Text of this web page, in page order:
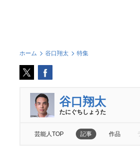
ホーム 谷口翔太 特集
谷口翔太
たにぐちしょうた
芸能人TOP 記事 作品